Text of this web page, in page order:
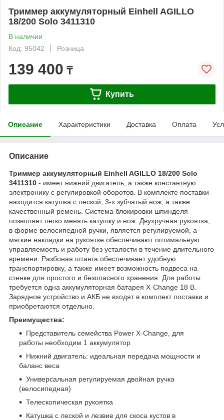
Триммер аккумуляторный Einhell AGILLO
18/200 Solo 3411310
В наличии
Код: 95042
Розница
139 400 ₸
Купить
Описание Характеристики Доставка Оплата
Описание
Триммер аккумуляторный Einhell AGILLO 18/200 Solo
3411310 - имеет нижний двигатель, а также константную
электронику с регулировкой оборотов. В комплекте поставки
находится катушка с леской, 3-х зубчатый нож, а также
качественный ремень. Система блокировки шпинделя
позволяет легко менять катушку и нож. Двухручная рукоятка,
в форме велосипедной ручки, является регулируемой, а
мягкие накладки на рукоятке обеспечивают оптимальную
управляемость и работу без усталости в течение длительного
времени. Разбоная штанга обеспечивает удобную
транспортировку, а также имеет возможность подвеса на
стенке для простого и безопасного хранения. Для работы
требуется одна аккумуляторная батарея X-Change 18 В.
Зарядное устройство и АКБ не входят в комплект поставки и
приобретаются отдельно.
Преимущества:
Представитель семейства Power X-Change, для
работы необходим 1 аккумулятор
Нижний двигатель: идеальная передача мощности и
баланс веса
Универсальная регулируемая двойная ручка
(велосипедная)
Телескопическая рукоятка
Катушка с леской и лезвие для скоса кустов в